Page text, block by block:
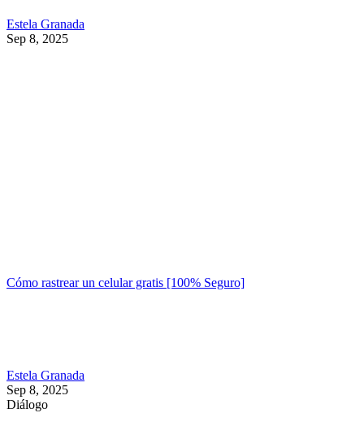
Estela Granada
Sep 8, 2025
Cómo rastrear un celular gratis [100% Seguro]
Estela Granada
Sep 8, 2025
Diálogo